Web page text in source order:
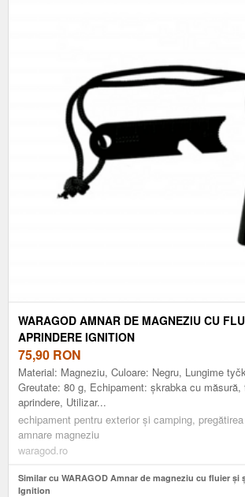
WARAGOD AMNAR DE MAGNEZIU CU
APRINDERE IGNITION
75,90 RON
Material: Magneziu, Culoare: Negru, Lungime
Greutate: 80 g, Echipament: șkrabka cu măsură,
aprindere, Utilizar...
echipament pentru exterior și camping,
amnare magneziu
waragod.ro
Similar cu WARAGOD Amnar de magneziu cu fluier și
Ignition